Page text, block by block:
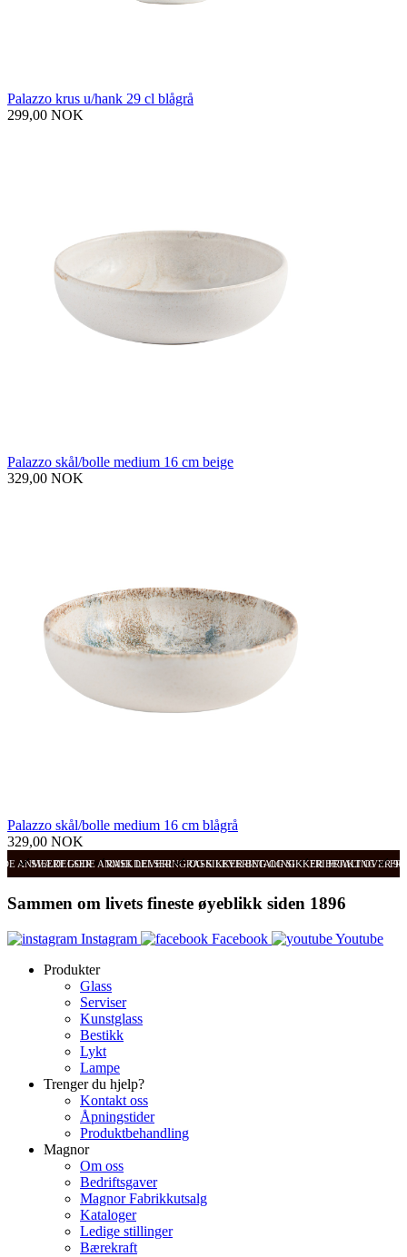
Palazzo krus u/hank 29 cl blågrå
299,00 NOK
Palazzo skål/bolle medium 16 cm beige
329,00 NOK
Palazzo skål/bolle medium 16 cm blågrå
329,00 NOK
ANMELDELSER RASK LEVERING OG SIKKER BETALING FRI FRAKT OVER
SVÆRT GODE ANMELDELSER RASK LEVERING OG SIKKER BETALING
Sammen om livets fineste øyeblikk siden 1896
Instagram Facebook
Youtube
Produkter
Glass
Serviser
Kunstglass
Bestikk
Lykt
Lampe
Trenger du hjelp?
Kontakt oss
Åpningstider
Produktbehandling
Magnor
Om oss
Bedriftsgaver
Magnor Fabrikkutsalg
Kataloger
Ledige stillinger
Bærekraft